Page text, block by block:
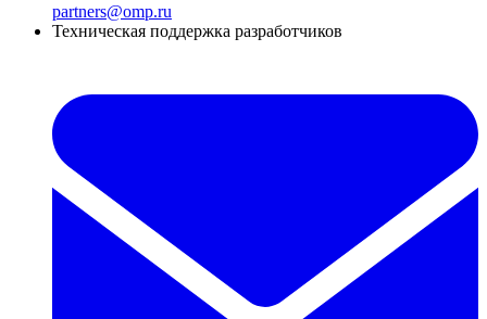
partners@omp.ru
Техническая поддержка разработчиков